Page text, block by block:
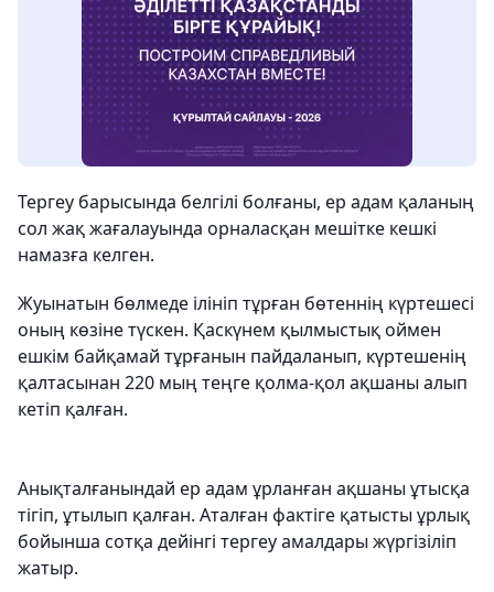
Тергеу барысында белгілі болғаны, ер адам қаланың
сол жақ жағалауында орналасқан мешітке кешкі
намазға келген.
Жуынатын бөлмеде ілініп тұрған бөтеннің күртешесі
оның көзіне түскен. Қаскүнем қылмыстық оймен
ешкім байқамай тұрғанын пайдаланып, күртешенің
қалтасынан 220 мың теңге қолма-қол ақшаны алып
кетіп қалған.
Анықталғанындай ер адам ұрланған ақшаны ұтысқа
тігіп, ұтылып қалған. Аталған фактіге қатысты ұрлық
бойынша сотқа дейінгі тергеу амалдары жүргізіліп
жатыр.